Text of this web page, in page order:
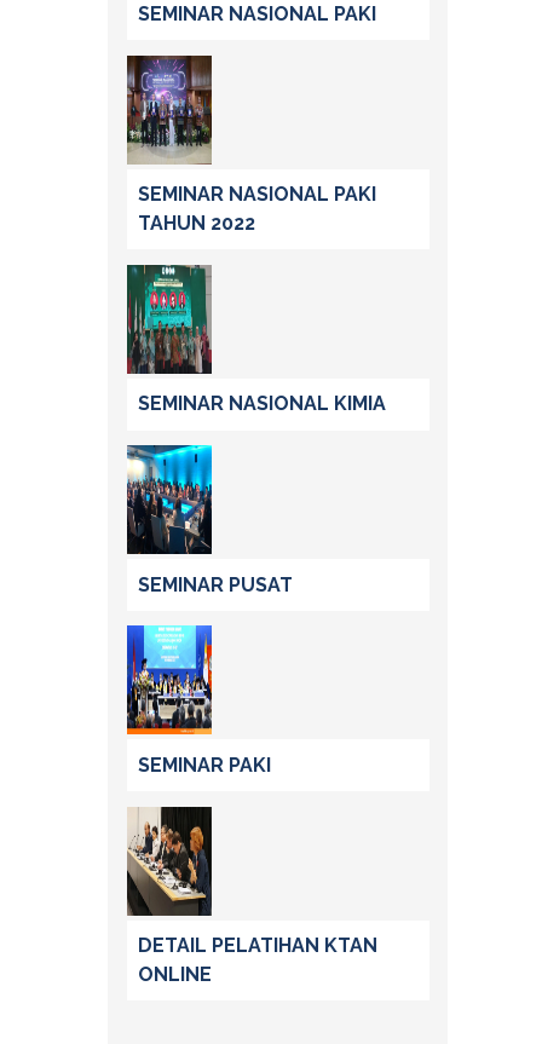
SEMINAR NASIONAL PAKI
SEMINAR NASIONAL PAKI
TAHUN 2022
SEMINAR NASIONAL KIMIA
SEMINAR PUSAT
SEMINAR PAKI
DETAIL PELATIHAN KTAN
ONLINE